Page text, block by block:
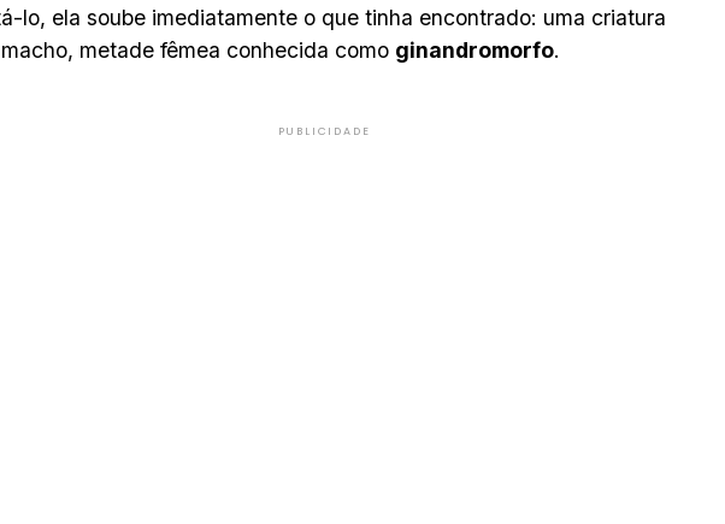
lo, ela soube imediatamente o que tinha encontrado: uma criatura
metade fêmea conhecida como ginandromorfo.
PUBLICIDADE